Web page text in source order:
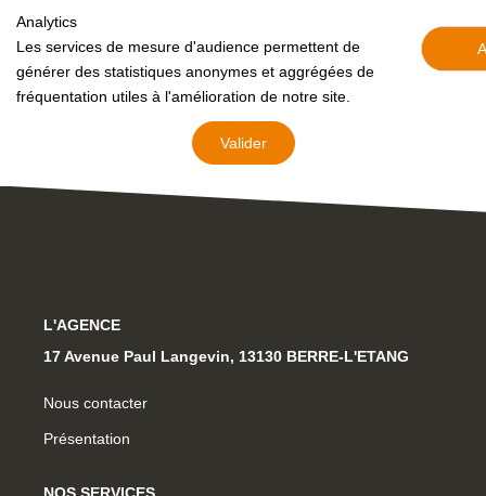
OUTILS
NOTRE ÉQUIPE
Analytics
Les services de mesure d'audience permettent de
générer des statistiques anonymes et aggrégées de
fréquentation utiles à l'amélioration de notre site.
Valider
L'AGENCE
17 Avenue Paul Langevin, 13130 BERRE-L'ETANG
Nous contacter
Présentation